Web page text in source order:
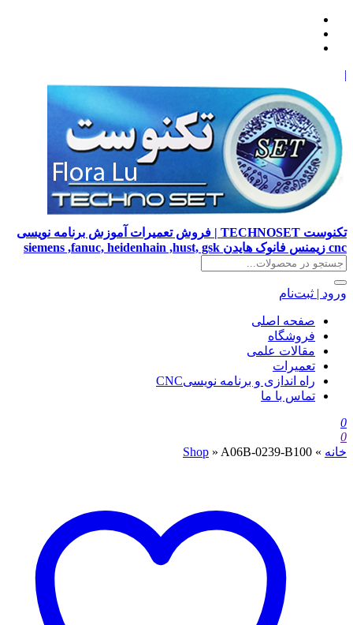
|
تکنوست TECHNOSET | فروش تعمیرات آموزش برنامه نویسی
cnc زیمنس فانوک هایدن siemens ,fanuc, heidenhain ,hust, gsk
ورود | ثبت‌نام
صفحه اصلی
فروشگاه
مقالات علمی
تعمیرات
راه اندازی و برنامه نویسیCNC
تماس با ما
0
0
خانه »
Shop » A06B-0239-B100